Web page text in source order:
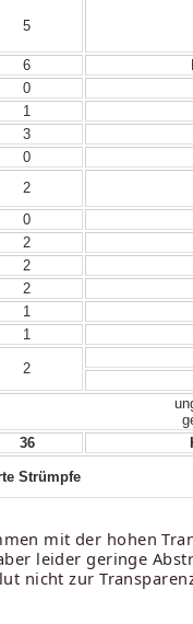
5
6
0
1
3
0
2
0
2
2
2
1
1
2
36
Strümpfe
mit der hohen
leider geringe
nicht zur